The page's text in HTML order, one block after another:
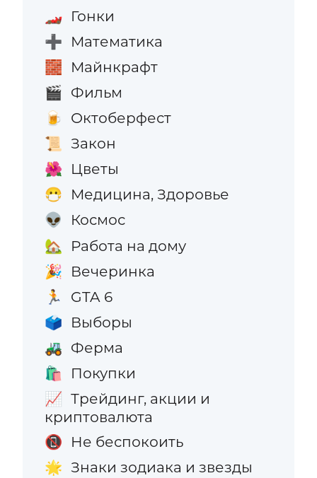
🏎️ Гонки
➕ Математика
🧱 Майнкрафт
🎬 Фильм
🍺 Октоберфест
📜 Закон
🌺 Цветы
😷 Медицина, Здоровье
👽 Космос
🏡 Работа на дому
🎉 Вечеринка
🏃 GTA 6
🗳️ Выборы
🚜 Ферма
🛍️ Покупки
📈 Трейдинг, акции и
криптовалюта
📵 Не беспокоить
🌟 Знаки зодиака и звезды